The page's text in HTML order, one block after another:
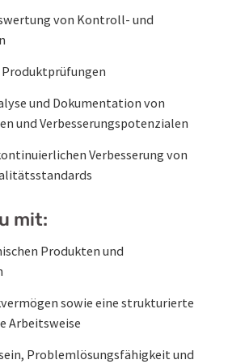
von Kontroll- und
und Dokumentation von
und Verbesserungspotenzialen
Verbesserung von
mit:
Produkten und
sowie eine strukturierte
Arbeitsweise
Problemlösungsfähigkeit und